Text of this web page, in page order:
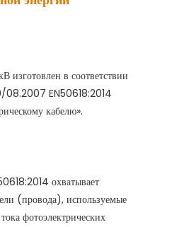
изготовлен в соответствии
08.2007 EN50618:2014
охватывает
(провода), используемые
фотоэлектрических